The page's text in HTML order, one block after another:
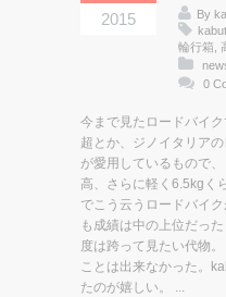
2015 By
輪行箱
0
今まで見たロードバイ
超とか、ジノイタリア
が愛用しているもので
高、さらに軽く6.5kgく
でこう云うロードバイ
も成績は中の上位だっ
度は跨って見たい代物
ことは出来なかった。
たのが嬉しい。 ...